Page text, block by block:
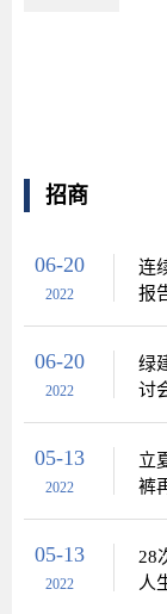
招商
06-20
2022
连
报
06-20
2022
绿
讨
05-13
2022
立
裤
05-13
2022
28
人